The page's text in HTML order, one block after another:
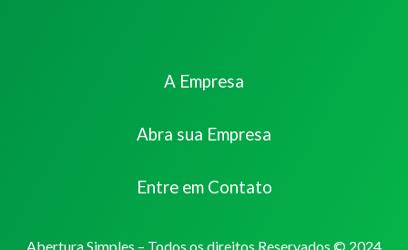
A Empresa
Abra sua Empresa
Entre em Contato
Abertura Simples – Todos os direitos Reservados © 2024